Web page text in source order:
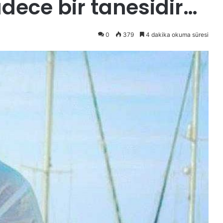
bir tanesidir…
0 379 4 dakika okuma süresi